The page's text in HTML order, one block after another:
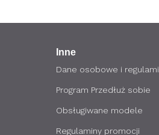
Inne
Dane osobowe i
Program Przedłuż sobie
Obsługiwane modele
Regulaminy promocji